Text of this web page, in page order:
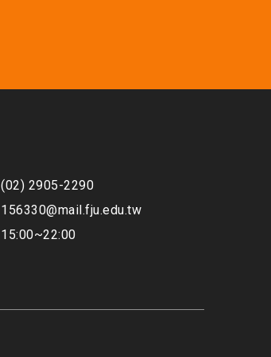
(02) 2905-2290
156330@mail.fju.edu.tw
15:00~22:00